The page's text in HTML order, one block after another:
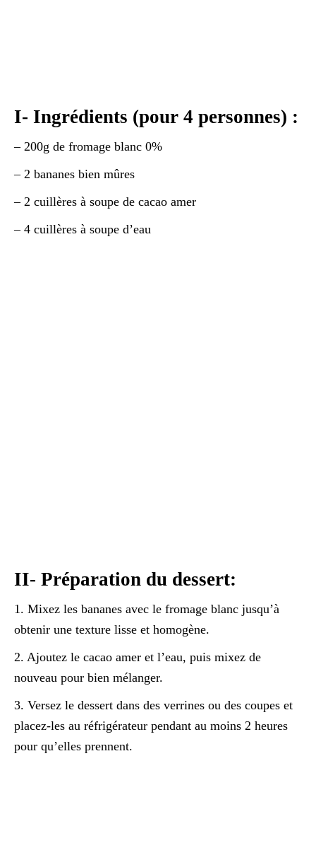
I- Ingrédients (pour 4 personnes) :
– 200g de fromage blanc 0%
– 2 bananes bien mûres
– 2 cuillères à soupe de cacao amer
– 4 cuillères à soupe d’eau
II- Préparation du dessert:
1. Mixez les bananes avec le fromage blanc jusqu’à
obtenir une texture lisse et homogène.
2. Ajoutez le cacao amer et l’eau, puis mixez de
nouveau pour bien mélanger.
3. Versez le dessert dans des verrines ou des coupes et
placez-les au réfrigérateur pendant au moins 2 heures
pour qu’elles prennent.